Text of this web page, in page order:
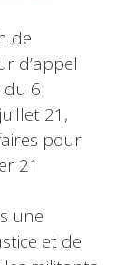
de
d’appel
6
21,
pour
21
une
et de